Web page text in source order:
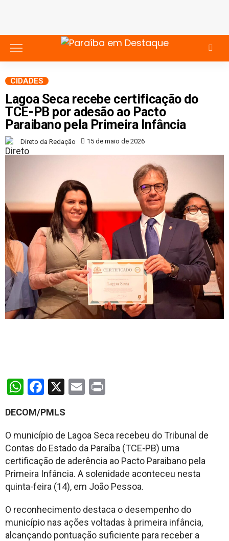
CIDADES
Lagoa Seca recebe certificação do
TCE-PB por adesão ao Pacto
Paraibano pela Primeira Infância
Direto da Redação 15 de maio de 2026
WhatsApp
Facebook
X Email
DECOM/PMLS
O município de Lagoa Seca recebeu do Tribunal de
Contas do Estado da Paraíba (TCE-PB) uma
certificação de aderência ao Pacto Paraibano pela
Primeira Infância. A solenidade aconteceu nesta
quinta-feira (14), em João Pessoa.
O reconhecimento destaca o desempenho do
município nas ações voltadas à primeira infância,
alcançando pontuação suficiente para receber a